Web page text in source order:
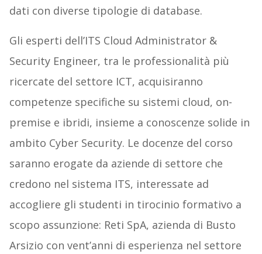
dati con diverse tipologie di database.
Gli esperti dell’ITS Cloud Administrator &
Security Engineer, tra le professionalità più
ricercate del settore ICT, acquisiranno
competenze specifiche su sistemi cloud, on-
premise e ibridi, insieme a conoscenze solide in
ambito Cyber Security. Le docenze del corso
saranno erogate da aziende di settore che
credono nel sistema ITS, interessate ad
accogliere gli studenti in tirocinio formativo a
scopo assunzione: Reti SpA, azienda di Busto
Arsizio con vent’anni di esperienza nel settore